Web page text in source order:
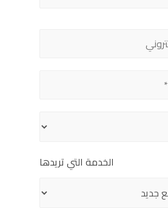
الخدمة التي تريدها